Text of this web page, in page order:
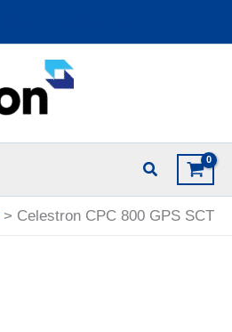
Celestron CPC 800 GPS SCT